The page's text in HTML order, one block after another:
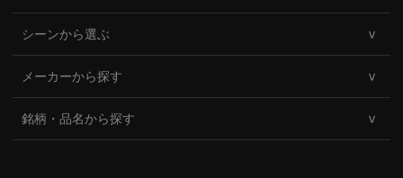
シーンから選ぶ
メーカーから探す
銘柄・品名から探す